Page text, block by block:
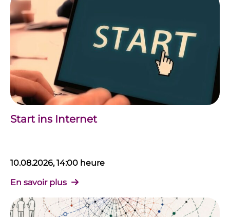
Start ins Internet
10.08.2026, 14:00 heure
En savoir plus